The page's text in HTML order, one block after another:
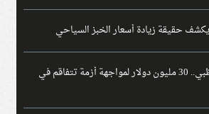
حقيقة زيادة أسعار الخبز السياحي
تحرك عاجل من أبوظبي.. 30 مليون دولار لمواجهة أزمة تتفاقم في